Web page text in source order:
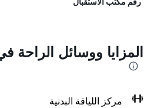
المزايا ووسائل الراحة
مركز اللياقة البدنية